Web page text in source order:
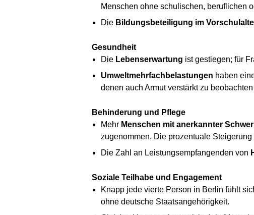
Menschen ohne schulischen, beruflichen
Die Bildungsbeteiligung im
Gesundheit
Die Lebenserwartung ist gestiegen; für
Umweltmehrfachbelastungen haben
denen auch Armut verstärkt zu beobachten
Behinderung und Pflege
Mehr Menschen mit anerkannter
zugenommen. Die prozentuale
Die Zahl an Leistungsempfangenden von
Soziale Teilhabe und Engagement
Knapp jede vierte Person in Berlin fühlt
ohne deutsche Staatsangehörigkeit.